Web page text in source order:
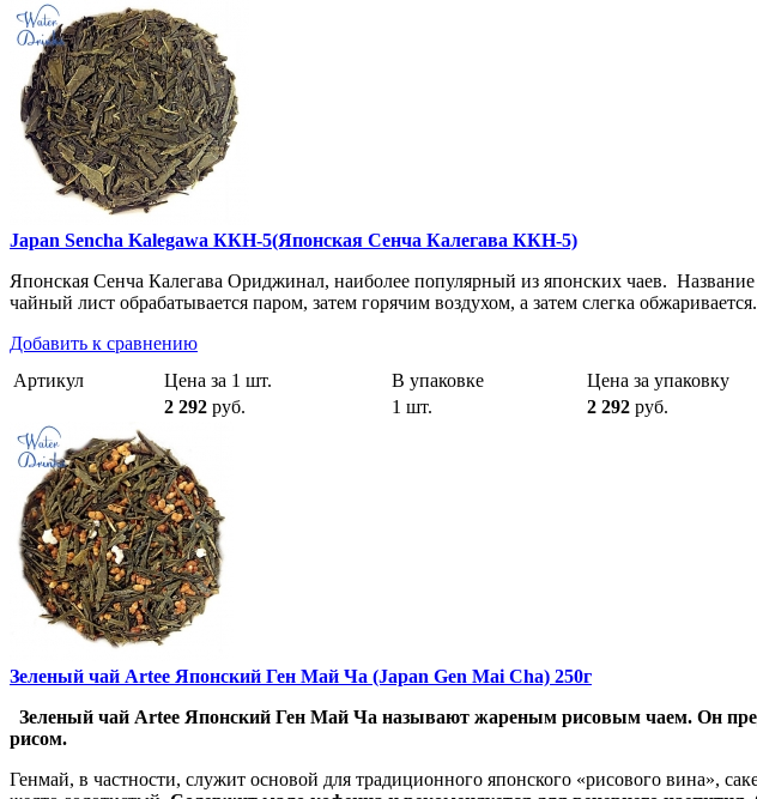
Japan Sencha Kalegawa ККН-5(Японская Сенча Калегава ККН-5)
Японская Сенча Калегава Ориджинал, наиболее популярный из японских чаев.
чайный лист обрабатывается паром, затем горячим воздухом, а затем слегка
Добавить к сравнению
Артикул
Цена за 1 шт. В упаковке
Цена за упаковку
2 292 руб. 1 шт. 2 292 руб.
Зеленый чай Artee Японский Ген Май Ча (Japan Gen Mai Cha) 250г
Зеленый чай Artee Японский Ген Май Ча называют жареным рисовым чаем. Он
рисом.
Генмай, в частности, служит основой для традиционного японского «рисового вина»,